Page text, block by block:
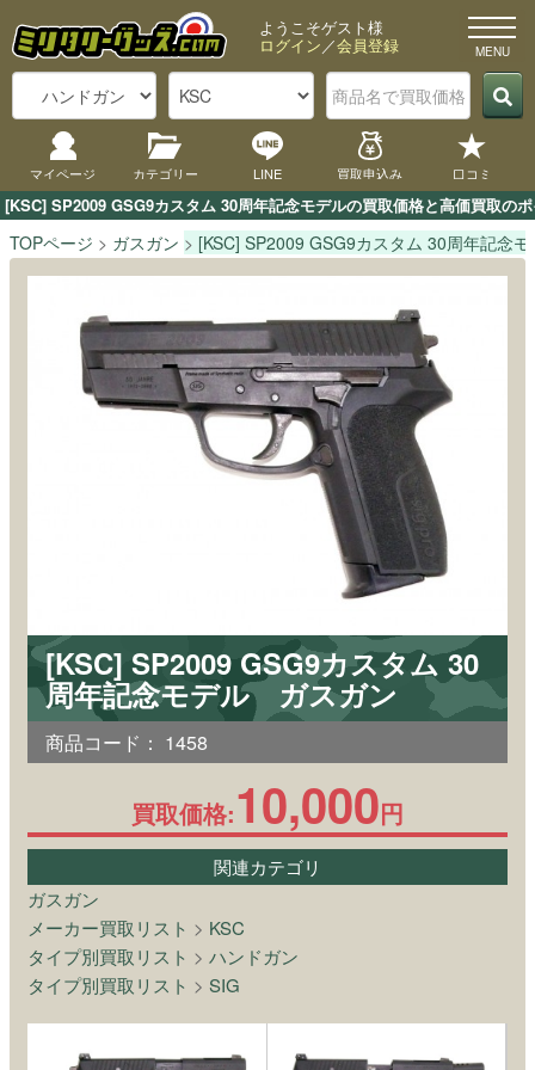
[KSC] SP2009 GSG9カスタム 30周年記念モデルの買取価格と高価買取の
ようこそゲスト様
ログイン／会員登録
マイページ カテゴリー LINE 買取申込み 口コミ
TOPページ ガスガン [KSC] SP2009 GSG9カスタム 30周年記念モ
[KSC] SP2009 GSG9カスタム 30
周年記念モデル ガスガン
商品コード： 1458
買取価格:10,000円
関連カテゴリ
ガスガン
メーカー買取リスト > KSC
タイプ別買取リスト > ハンドガン
タイプ別買取リスト > SIG